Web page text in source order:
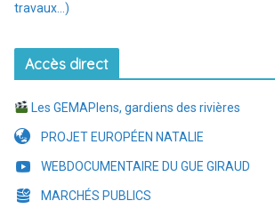
travaux…)
Accès direct
Les GEMAPIens, gardiens des rivières
PROJET EUROPÉEN NATALIE
WEBDOCUMENTAIRE DU GUE GIRAUD
MARCHÉS PUBLICS